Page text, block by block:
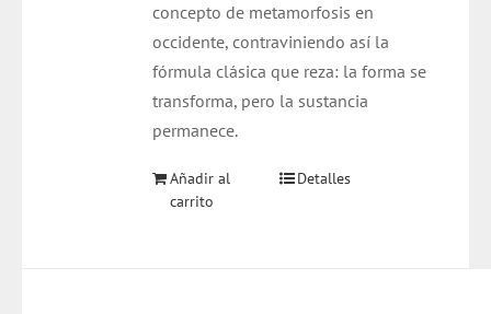
concepto de metamorfosis en
occidente, contraviniendo así la
fórmula clásica que reza: la forma se
transforma, pero la sustancia
permanece.
Añadir al
carrito
Detalles